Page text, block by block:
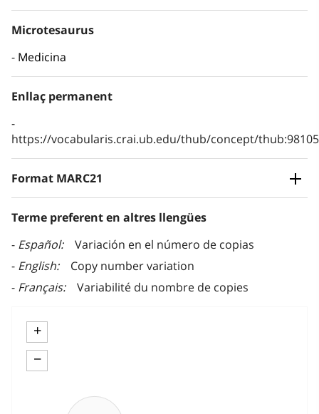
Microtesaurus
Medicina
Enllaç permanent
https://vocabularis.crai.ub.edu/thub/concept/
Format MARC21
Terme preferent en altres llengües
Español
Variación en el número de copias
English
Copy number variation
Français
Variabilité du nombre de copies
+
−